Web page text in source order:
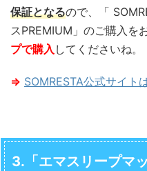
保証となるので、「
スPREMIUM」のご購入を
プで購入 してくださいね。
⇒ SOMRESTA公式サイト
3.「エマスリープマ